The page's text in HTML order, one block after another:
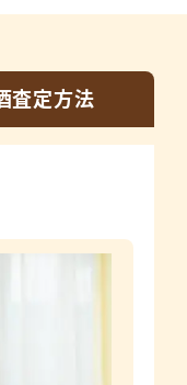
査定方法